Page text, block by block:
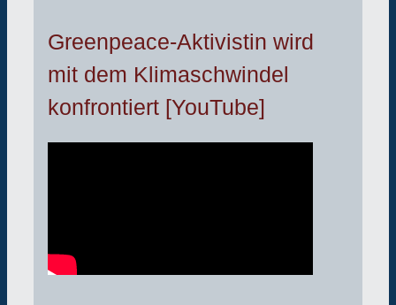
Greenpeace-Aktivistin wird
mit dem Klimaschwindel
konfrontiert [YouTube]